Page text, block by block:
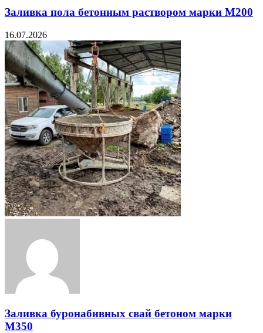
Заливка пола бетонным раствором марки М200
16.07.2026
Заливка буронабивных свай бетоном марки
М350